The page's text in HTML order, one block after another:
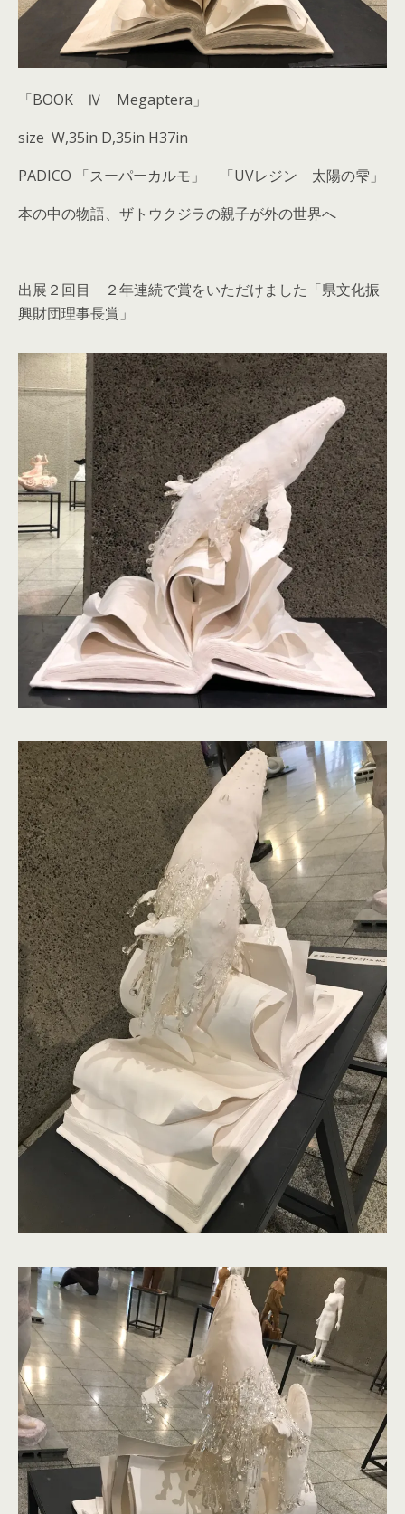
「BOOK Ⅳ Megaptera」
size W,35in D,35in H37in
PADICO 「スーパーカルモ」 「UVレジン 太陽の雫」
本の中の物語、ザトウクジラの親子が外の世界へ
出展２回目 ２年連続で賞をいただけました「県文化振
興財団理事長賞」